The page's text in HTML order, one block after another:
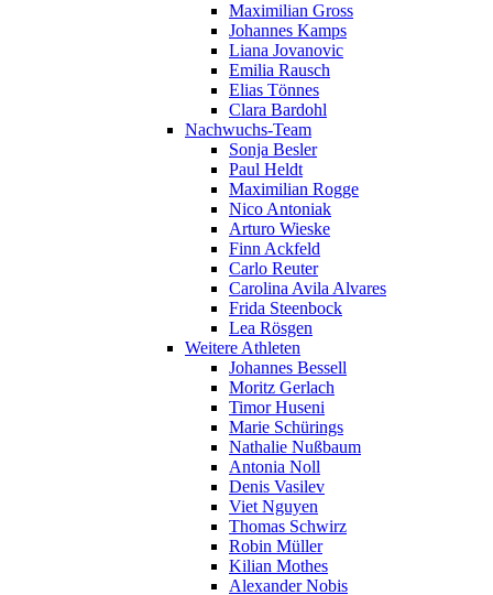
Maximilian Gross
Johannes Kamps
Liana Jovanovic
Emilia Rausch
Elias Tönnes
Clara Bardohl
Nachwuchs-Team
Sonja Besler
Paul Heldt
Maximilian Rogge
Nico Antoniak
Arturo Wieske
Finn Ackfeld
Carlo Reuter
Carolina Avila Alvares
Frida Steenbock
Lea Rösgen
Weitere Athleten
Johannes Bessell
Moritz Gerlach
Timor Huseni
Marie Schürings
Nathalie Nußbaum
Antonia Noll
Denis Vasilev
Viet Nguyen
Thomas Schwirz
Robin Müller
Kilian Mothes
Alexander Nobis